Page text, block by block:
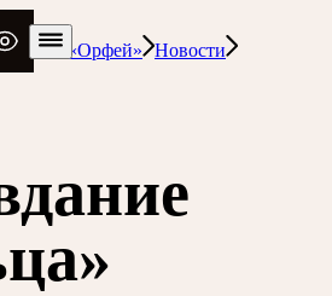
музыки «Орфей»
Новости